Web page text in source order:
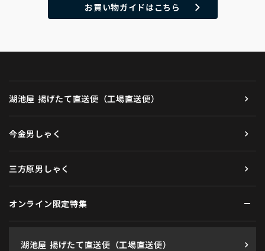
お買い物ガイドはこちら
湖池屋 揚げたて直送便（工場直送便）
今金男しゃく
三方原男しゃく
オンライン限定特集
湖池屋 揚げたて直送便（工場直送便）